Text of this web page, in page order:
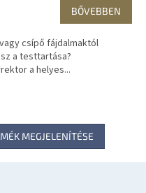
BŐVEBBEN
csípő fájdalmaktól
a testtartása?
a helyes...
MEGJELENÍTÉSE